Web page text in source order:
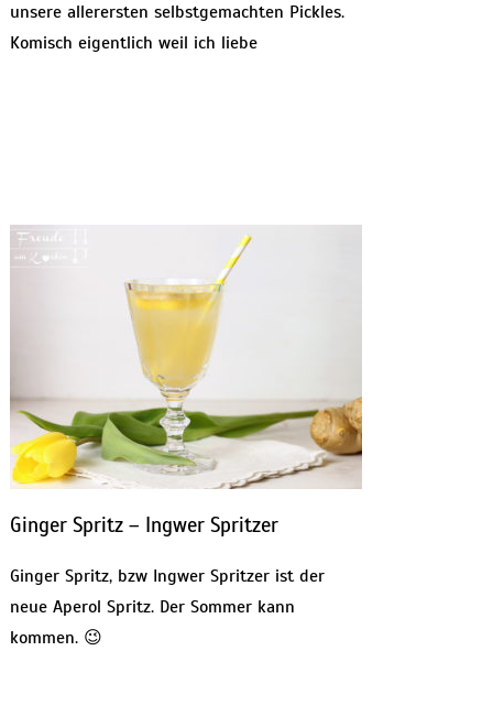
unsere allerersten selbstgemachten Pickles.
Komisch eigentlich weil ich liebe
Ginger Spritz – Ingwer Spritzer
Ginger Spritz, bzw Ingwer Spritzer ist der
neue Aperol Spritz. Der Sommer kann
kommen. 😉